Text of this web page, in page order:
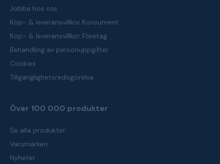
Jobba hos oss
Köp- & leveransvillkor Konsument
Köp- & leveransvillkor Företag
Behandling av personuppgifter
Cookies
Tillgänglighetsredogörelse
Över 100 000 produkter
Se alla produkter
Varumärken
Nyheter